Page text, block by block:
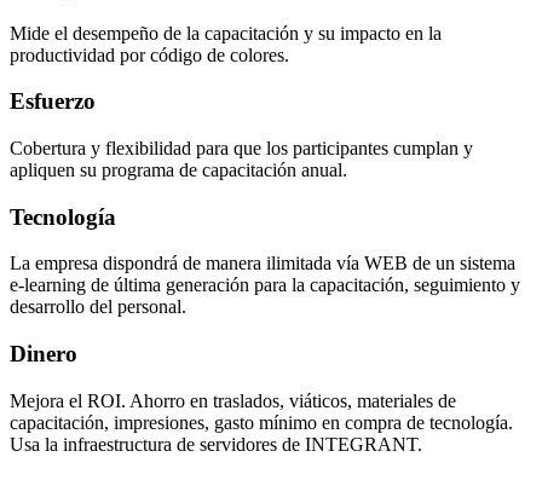
Mide el desempeño de la capacitación y su impacto en la
productividad por código de colores.
Esfuerzo
Cobertura y flexibilidad para que los participantes cumplan y
apliquen su programa de capacitación anual.
Tecnología
La empresa dispondrá de manera ilimitada vía WEB de un sistema
e-learning de última generación para la capacitación, seguimiento y
desarrollo del personal.
Dinero
Mejora el ROI. Ahorro en traslados, viáticos, materiales de
capacitación, impresiones, gasto mínimo en compra de tecnología.
Usa la infraestructura de servidores de INTEGRANT.